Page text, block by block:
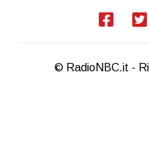
© RadioNBC.it -